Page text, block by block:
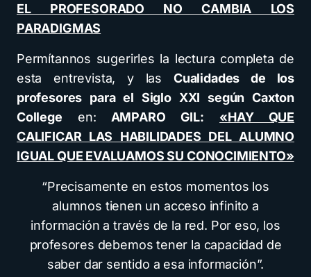
EL PROFESORADO NO CAMBIA LOS
PARADIGMAS
Permítannos sugerirles la lectura completa de
esta entrevista, y las Cualidades de los
profesores para el Siglo XXI según Caxton
College en: AMPARO GIL:
«HAY QUE
CALIFICAR LAS HABILIDADES DEL ALUMNO
IGUAL QUE EVALUAMOS SU CONOCIMIENTO»
“Precisamente en estos momentos los
alumnos tienen un acceso infinito a
información a través de la red. Por eso, los
profesores debemos tener la capacidad de
saber dar sentido a esa información”.